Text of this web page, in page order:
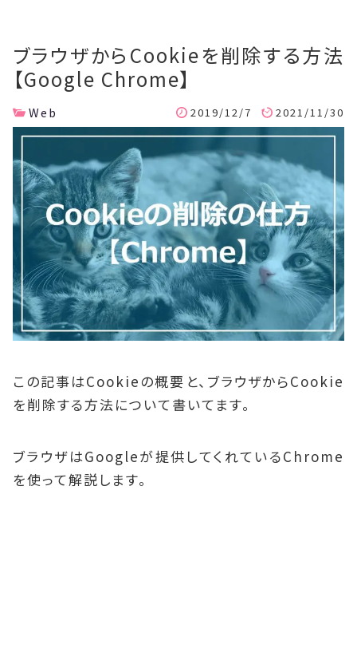
ブラウザからCookieを削除する方法
【Google Chrome】
Web 2019/12/7 2021/11/30
この記事はCookieの概要と、ブラウザからCookie
を削除する方法について書いてます。
ブラウザはGoogleが提供してくれているChrome
を使って解説します。